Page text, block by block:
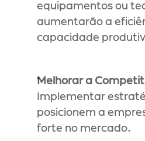
equipamentos ou
aumentarão a
capacidade
Melhorar a
Implementar
posicionem a
forte no mercado.